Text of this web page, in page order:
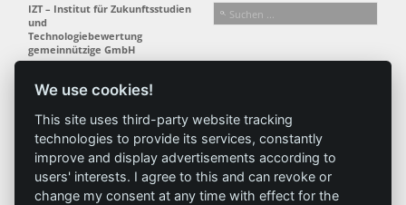
We use cookies!
This site uses third-party website tracking
technologies to provide its services, constantly
improve and display advertisements according to
users' interests. I agree to this and can revoke or
change my consent at any time with effect for the
IZT – Institut für Zukunftsstudien
und
Technologiebewertung
gemeinnützige GmbH
T +49 (0) 30 80 30 88-0
Institut
Profil
Team
Forschung
Forschungsfelder
Methoden
Ergebnisse
Projekte
Publikationen
Aktuelles
News
Presse